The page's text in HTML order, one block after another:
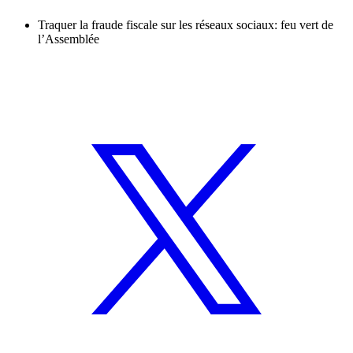
Traquer la fraude fiscale sur les réseaux sociaux: feu vert de
l’Assemblée